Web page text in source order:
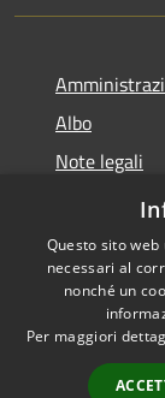
Albo
Note legali
Accessibilità
Questo sito
necessari al
nonché un
Per maggiori